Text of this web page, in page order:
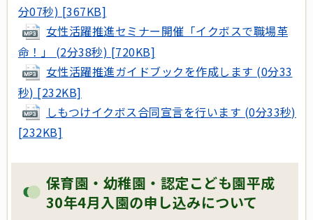
分07秒) [367KB]
女性活躍推進セミナー開催「イクボスで職場革
命！」 (2分38秒) [720KB]
女性活躍推進ガイドブックを作成します (0分33
秒) [232KB]
しもつけイクボス合同宣言を行います (0分33秒)
[232KB]
保育園・幼稚園・認定こども園平成
30年4月入園の申し込みについて